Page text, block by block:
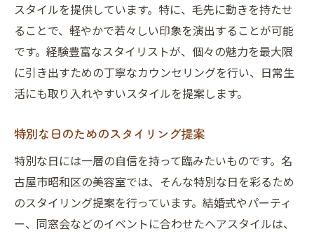
スタイルを提供しています。特に、毛先に動きを持たせ
ることで、軽やかで若々しい印象を演出することが可能
です。経験豊富なスタイリストが、個々の魅力を最大限
に引き出すための丁寧なカウンセリングを行い、日常生
活にも取り入れやすいスタイルを提案します。
特別な日のためのスタイリング提案
特別な日には一層の自信を持って臨みたいものです。名
古屋市昭和区の美容室では、そんな特別な日を彩るため
のスタイリング提案を行っています。結婚式やパーティ
ー、同窓会などのイベントに合わせたヘアスタイルは、